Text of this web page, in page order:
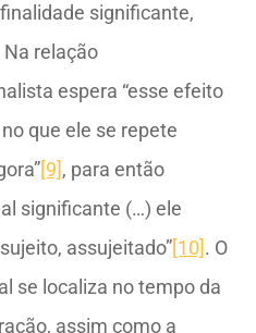
significante,
relação
espera “esse efeito
que ele se repete
[9], para então
significante (…) ele
assujeitado”[10]. O
se localiza no tempo da
assim como a